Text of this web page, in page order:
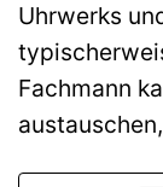
Uhrwerks
Fachmann